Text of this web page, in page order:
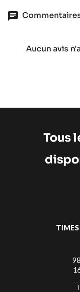
Aucun avis
Tous